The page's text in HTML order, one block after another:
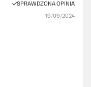
SPRAWDZONA OPINIA
19/09/2024